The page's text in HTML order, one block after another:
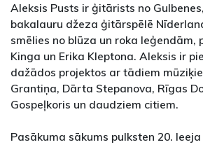
Aleksis Pusts ir ģitārists no
bakalauru džeza ģitārspēlē
smēlies no blūza un roka leģendām,
Kinga un Erika Kleptona. Aleksis ir
dažādos projektos ar tādiem
Grantiņa, Dārta Stepanova, Rīgas
Gospeļkoris un daudziem citiem.
Pasākuma sākums pulksten 20.